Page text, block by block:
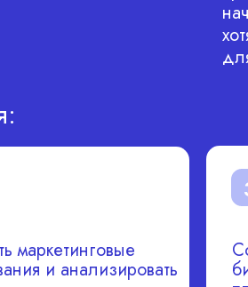
маркетинговые
и анализировать